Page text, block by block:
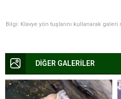
Bilgi: Klavye yön tuşlarını kullanarak
DİĞER GALERİLER